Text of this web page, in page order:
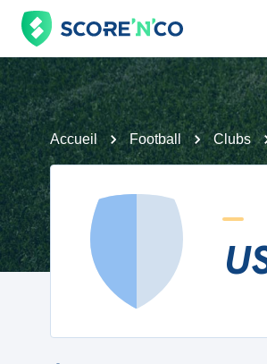
Accueil Football Clubs